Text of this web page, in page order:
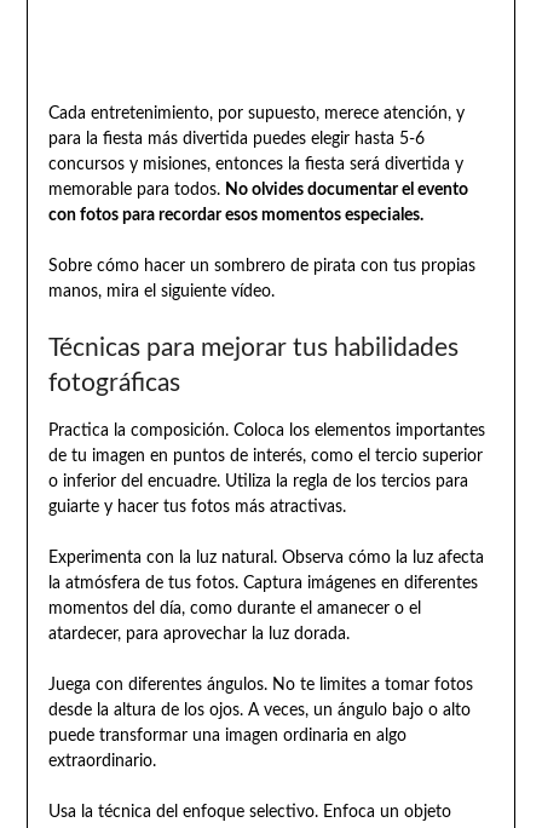
Cada entretenimiento, por supuesto, merece atención, y
para la fiesta más divertida puedes elegir hasta 5-6
concursos y misiones, entonces la fiesta será divertida y
memorable para todos. No olvides documentar el evento
con fotos para recordar esos momentos especiales.
Sobre cómo hacer un sombrero de pirata con tus propias
manos, mira el siguiente vídeo.
Técnicas para mejorar tus habilidades
fotográficas
Practica la composición. Coloca los elementos importantes
de tu imagen en puntos de interés, como el tercio superior
o inferior del encuadre. Utiliza la regla de los tercios para
guiarte y hacer tus fotos más atractivas.
Experimenta con la luz natural. Observa cómo la luz afecta
la atmósfera de tus fotos. Captura imágenes en diferentes
momentos del día, como durante el amanecer o el
atardecer, para aprovechar la luz dorada.
Juega con diferentes ángulos. No te limites a tomar fotos
desde la altura de los ojos. A veces, un ángulo bajo o alto
puede transformar una imagen ordinaria en algo
extraordinario.
Usa la técnica del enfoque selectivo. Enfoca un objeto